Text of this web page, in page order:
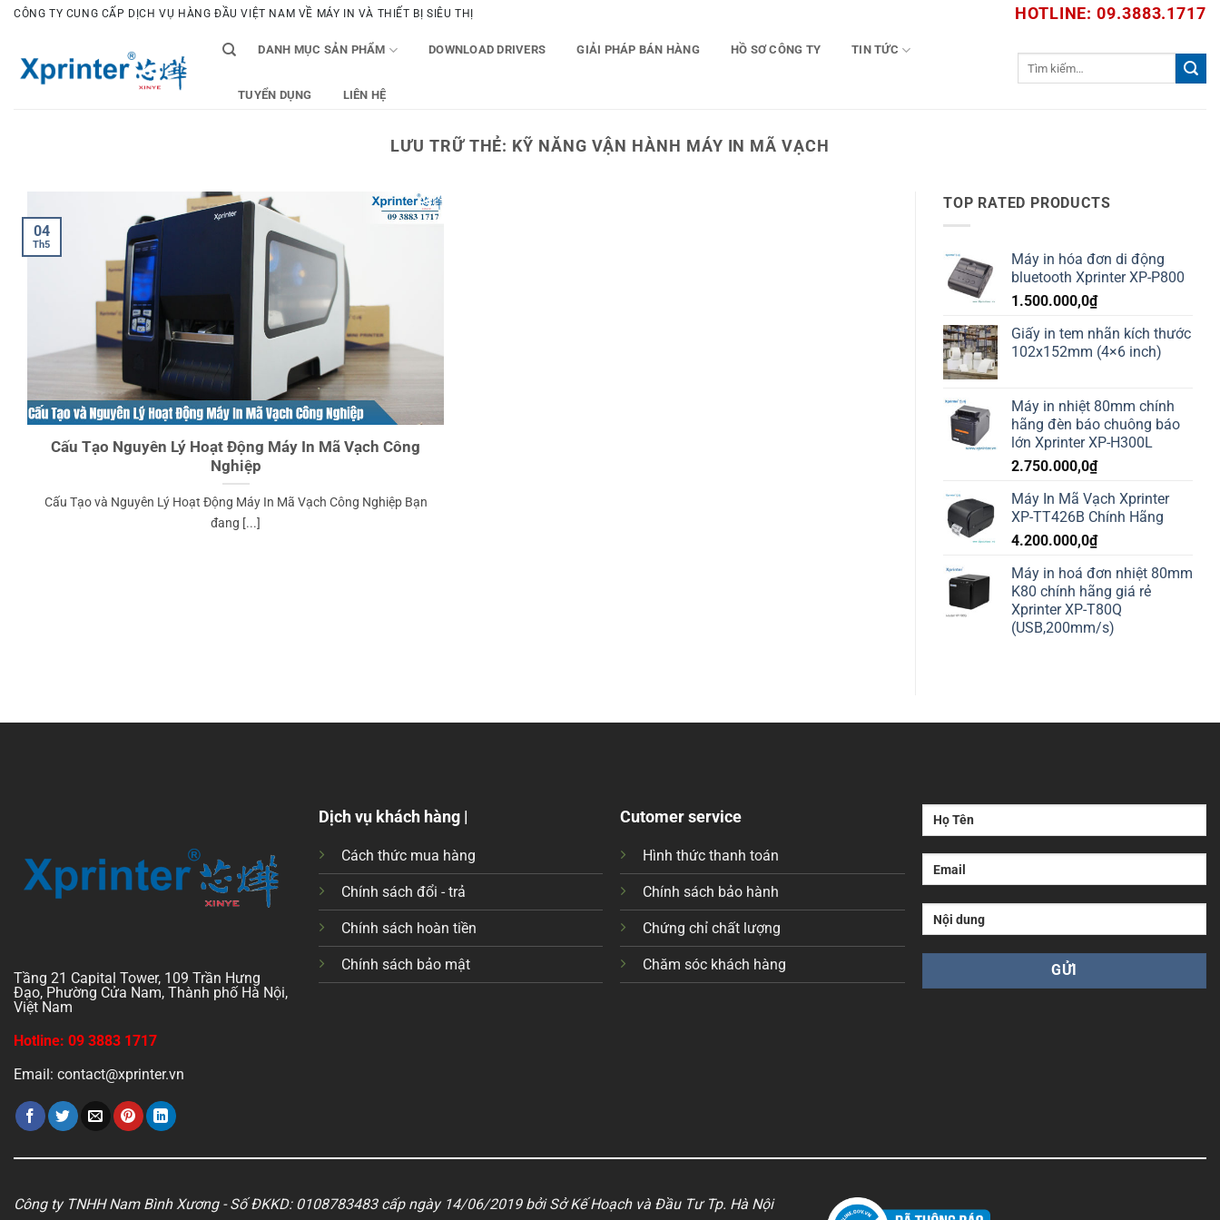
Bỏ
dung
CÔNG TY CUNG CẤP DỊCH VỤ HÀNG ĐẦU VIỆT NAM VỀ MÁY IN VÀ THIẾT BỊ SIÊU THỊ HOTLINE: 09.3883.1717
DANH MỤC SẢN PHẨM DOWNLOAD DRIVERS GIẢI PHÁP BÁN HÀNG HỒ SƠ CÔNG TY TIN TỨC
TUYỂN DỤNG LIÊN HỆ
LƯU TRỮ THẺ: KỸ NĂNG VẬN HÀNH MÁY IN MÃ VẠCH
Cấu Tạo Nguyên Lý Hoạt Động Máy In Mã Vạch Công
Nghiệp
Cấu Tạo và Nguyên Lý Hoạt Động Máy In Mã Vạch Công Nghiệp Bạn
đang [...]
04
Th5
TOP RATED PRODUCTS
Máy in hóa đơn di động
bluetooth Xprinter XP-P800
1.500.000,0₫
Giấy in tem nhãn kích thước
102x152mm (4×6 inch)
Máy in nhiệt 80mm chính
hãng đèn báo chuông báo
lớn Xprinter XP-H300L
2.750.000,0₫
Máy In Mã Vạch Xprinter
XP-TT426B Chính Hãng
4.200.000,0₫
Máy in hoá đơn nhiệt 80mm
K80 chính hãng giá rẻ
Xprinter XP-T80Q
(USB,200mm/s)
Tầng 21 Capital Tower, 109 Trần Hưng
Đạo, Phường Cửa Nam, Thành phố Hà Nội,
Việt Nam
Hotline: 09 3883 1717
Email: contact@xprinter.vn
Dịch vụ khách hàng |
Cách thức mua hàng
Chính sách đổi - trả
Chính sách hoàn tiền
Chính sách bảo mật
Cutomer service
Hình thức thanh toán
Chính sách bảo hành
Chứng chỉ chất lượng
Chăm sóc khách hàng
Công ty TNHH Nam Bình Xương - Số ĐKKD: 0108783483 cấp ngày 14/06/2019 bởi Sở Kế Hoạch và Đầu Tư Tp. Hà Nội